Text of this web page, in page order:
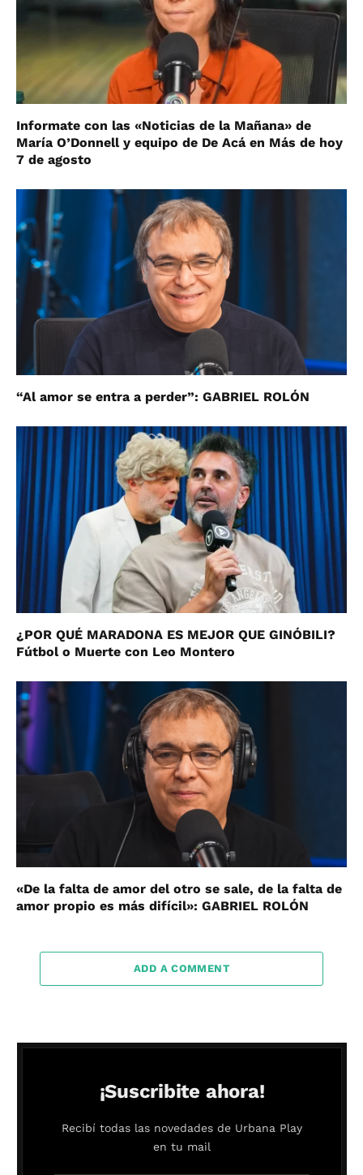
Informate con las «Noticias de la Mañana» de
María O’Donnell y equipo de De Acá en Más de hoy
7 de agosto
“Al amor se entra a perder”: GABRIEL ROLÓN
¿POR QUÉ MARADONA ES MEJOR QUE GINÓBILI?
Fútbol o Muerte con Leo Montero
«De la falta de amor del otro se sale, de la falta de
amor propio es más difícil»: GABRIEL ROLÓN
ADD A COMMENT
¡Suscribite ahora!
Recibí todas las novedades de Urbana Play
en tu mail